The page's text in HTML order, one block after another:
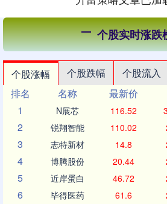
个股实时涨跌
个股涨幅 个股跌幅 个股流入
排名
名称 最新价
1
N展芯 116.52
2 锐翔智能 110.02
3 志特新材 14.8
4 博腾股份 20.44
5 近岸蛋白 46.72
6 毕得医药 61.6